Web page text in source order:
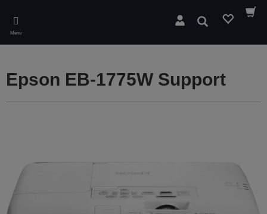
main
content
Menu
Søg
Epson EB-1775W Support